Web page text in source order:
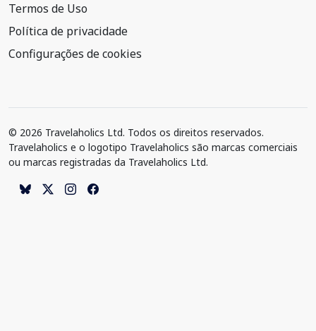
Termos de Uso
Política de privacidade
Configurações de cookies
© 2026 Travelaholics Ltd. Todos os direitos reservados.
Travelaholics e o logotipo Travelaholics são marcas comerciais
ou marcas registradas da Travelaholics Ltd.